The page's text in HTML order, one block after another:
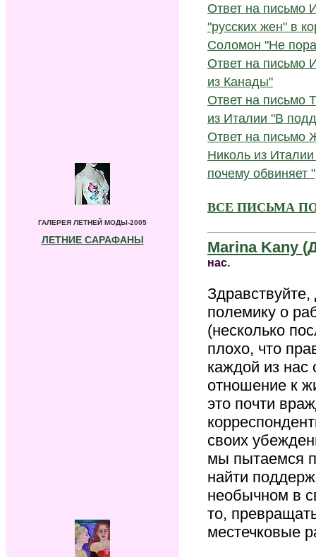
ГАЛЕРЕЯ ЛЕТНЕЙ МОДЫ-2005
ЛЕТНИЕ САРАФАНЫ
Ответ на письмо
"русских жен" в
Соломон "Не пора
Ответ на письмо
из Канады"
Ответ на письмо
из Италии "В
Ответ на письмо
Николь из
почему обвиняет
ВСЕ ПИСЬМА
Marina Kany
нас.
полемику о
(несколько
плохо, что
каждой из нас
отношение к
это почти
своих
мы пытаемся
найти
необычном в
то,
местечковые